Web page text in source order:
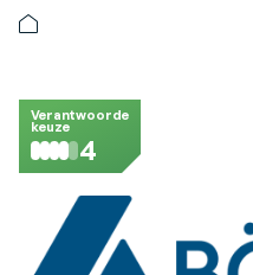
Verantwoorde
keuze
4